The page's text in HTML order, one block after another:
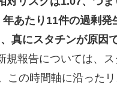
年あたり11件の過剰発
真にスタチンが原因
規報告については、
この時間軸に沿った